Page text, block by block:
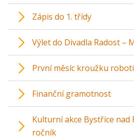
Zápis do 1. třídy
Výlet do Divadla Radost –
První měsíc kroužku
Finanční gramotnost
Kulturní akce Bystřice nad
ročník